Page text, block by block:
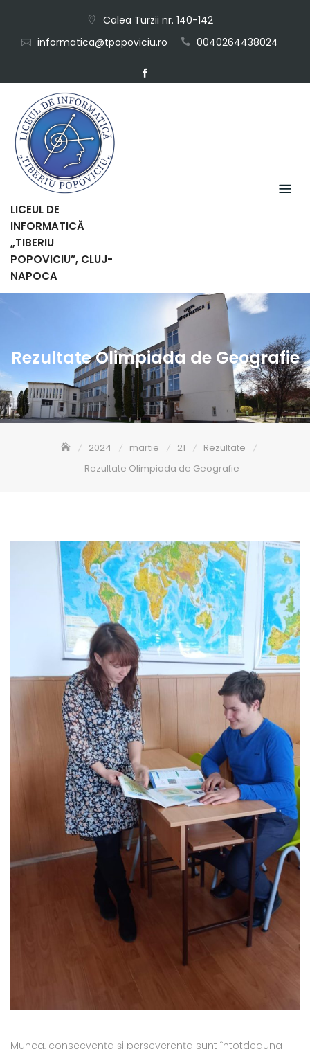
content
Calea Turzii nr. 140-142
informatica@tpopoviciu.ro
0040264438024
LICEUL DE
INFORMATICĂ
„TIBERIU
POPOVICIU”, CLUJ-
NAPOCA
Rezultate Olimpiada de Geografie
2024 martie 21
Rezultate
Rezultate Olimpiada de Geografie
Munca, consecvența și perseverența sunt întotdeauna